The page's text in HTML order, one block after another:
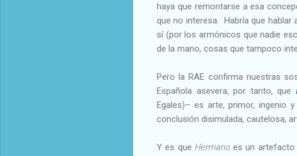
haya que remontarse a esa
que no interesa. Habría que
sí (por los armónicos que nadie
de la mano, cosas que tampoco
Pero la RAE confirma nuestras
Española asevera, por tanto, que
Egales)– es arte, primor, ingenio
conclusión disimulada, cautelosa,
Y es que Hermanoes un artefacto